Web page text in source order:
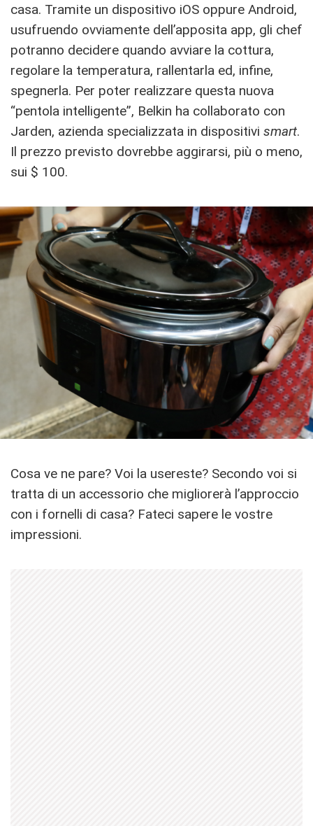
casa. Tramite un dispositivo iOS oppure Android,
usufruendo ovviamente dell’apposita app, gli chef
potranno decidere quando avviare la cottura,
regolare la temperatura, rallentarla ed, infine,
spegnerla. Per poter realizzare questa nuova
“pentola intelligente”, Belkin ha collaborato con
Jarden, azienda specializzata in dispositivi smart.
Il prezzo previsto dovrebbe aggirarsi, più o meno,
sui $ 100.
Cosa ve ne pare? Voi la usereste? Secondo voi si
tratta di un accessorio che migliorerà l’approccio
con i fornelli di casa? Fateci sapere le vostre
impressioni.